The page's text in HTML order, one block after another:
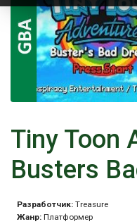
Tiny Toon
Busters
Разработчик: Treasure
Жанр: Платформер